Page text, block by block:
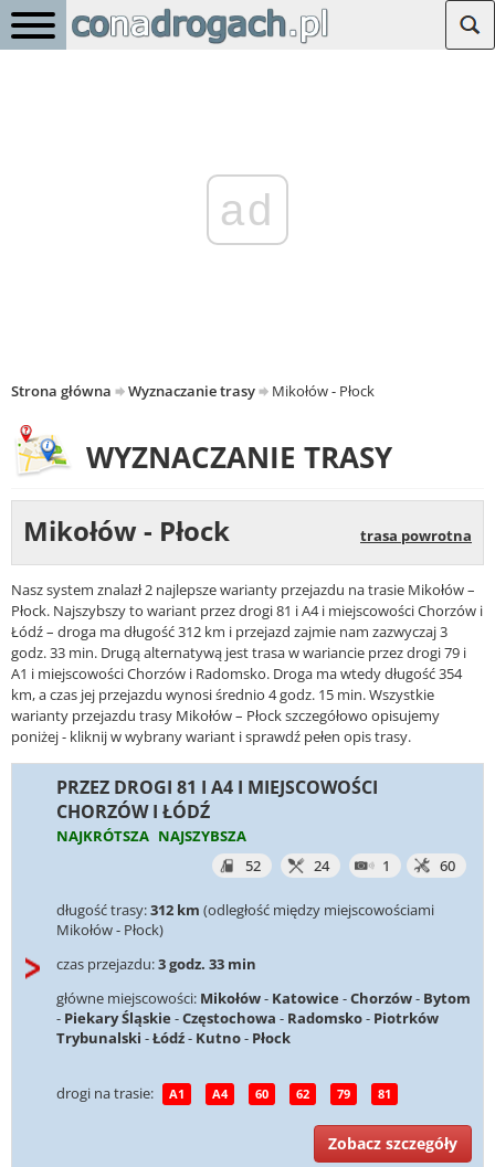
ad
Strona główna Wyznaczanie trasy Mikołów - Płock
WYZNACZANIE TRASY
Mikołów - Płock trasa powrotna
Nasz system znalazł 2 najlepsze warianty przejazdu na trasie Mikołów –
Płock. Najszybszy to wariant przez drogi 81 i A4 i miejscowości Chorzów i
Łódź – droga ma długość 312 km i przejazd zajmie nam zazwyczaj 3
godz. 33 min. Drugą alternatywą jest trasa w wariancie przez drogi 79 i
A1 i miejscowości Chorzów i Radomsko. Droga ma wtedy długość 354
km, a czas jej przejazdu wynosi średnio 4 godz. 15 min. Wszystkie
warianty przejazdu trasy Mikołów – Płock szczegółowo opisujemy
poniżej - kliknij w wybrany wariant i sprawdź pełen opis trasy.
PRZEZ DROGI 81 I A4 I MIEJSCOWOŚCI
CHORZÓW I ŁÓDŹ
NAJKRÓTSZA NAJSZYBSZA
52
24 1 60
długość trasy:312 km (odległość między miejscowościami
Mikołów - Płock)
czas przejazdu:3 godz. 33 min
główne miejscowości: Mikołów- Katowice -Chorzów- Bytom
- Piekary Śląskie -Częstochowa - Radomsko- Piotrków
Trybunalski -Łódź- Kutno- Płock
drogi na trasie: A1 A4 60 62 79 81
Zobacz szczegóły